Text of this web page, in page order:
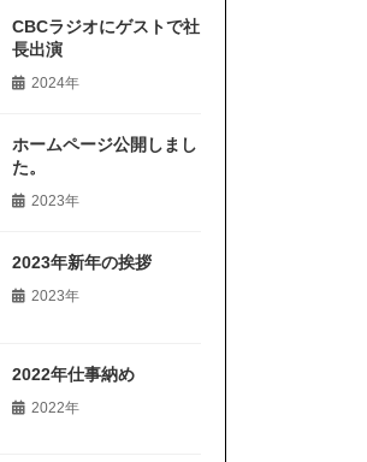
CBCラジオにゲストで社
長出演
2024年
ホームページ公開しまし
た。
2023年
2023年新年の挨拶
2023年
2022年仕事納め
2022年